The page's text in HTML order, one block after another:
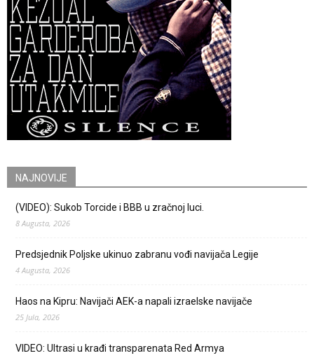
NAJNOVIJE
(VIDEO): Sukob Torcide i BBB u zračnoj luci.
8 Augusta, 2026
Predsjednik Poljske ukinuo zabranu vođi navijača Legije
4 Augusta, 2026
Haos na Kipru: Navijači AEK-a napali izraelske navijače
25 Jula, 2026
VIDEO: Ultrasi u krađi transparenata Red Armya